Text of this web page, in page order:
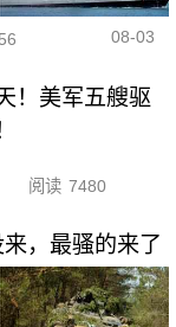
08-03
！美军五艘驱
阅读 7480
，最骚的来了